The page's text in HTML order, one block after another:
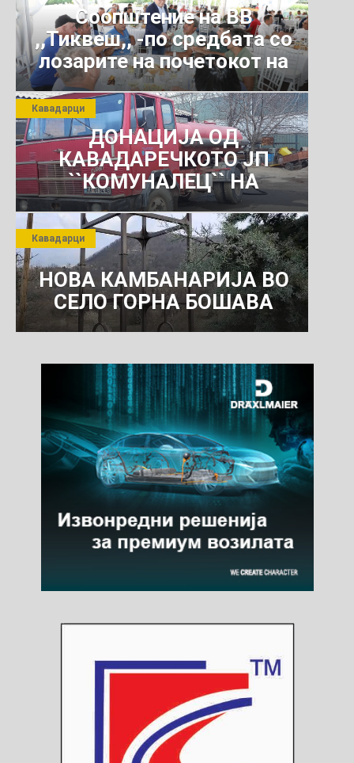
Соопштение на ВВ
,,Тиквеш,, -по средбата со
лозарите на почетокот на
јули 2026 г.
ДОНАЦИЈА ОД
КАВАДАРЕЧКОТО ЈП
``КОМУНАЛЕЦ`` НА
РОСОМАНСКОТО ЈАВНО
ПРЕТПРИЈАТИЕ ЗА
КОМУНАЛНО УСЛУГИ
Кавадарци
НОВА КАМБАНАРИЈА ВО
СЕЛО ГОРНА БОШАВА
Кавадарци